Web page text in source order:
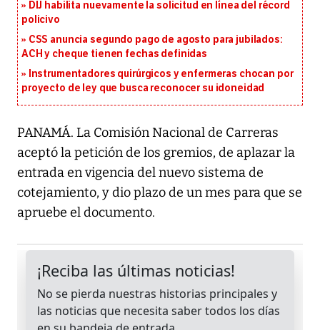
DIJ habilita nuevamente la solicitud en línea del récord
policivo
CSS anuncia segundo pago de agosto para jubilados:
ACH y cheque tienen fechas definidas
Instrumentadores quirúrgicos y enfermeras chocan por
proyecto de ley que busca reconocer su idoneidad
PANAMÁ. La Comisión Nacional de Carreras
aceptó la petición de los gremios, de aplazar la
entrada en vigencia del nuevo sistema de
cotejamiento, y dio plazo de un mes para que se
apruebe el documento.